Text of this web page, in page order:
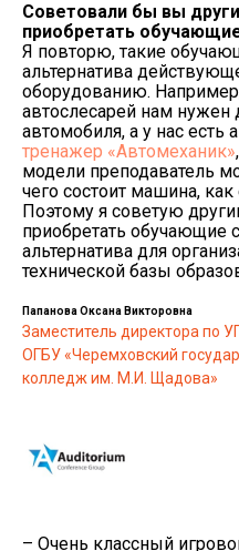
Советовали бы вы
приобретать
Я повторю, такие
альтернатива
оборудованию.
автослесарей нам
автомобиля, а у нас есть
тренажер «Автомеханик»
модели преподаватель
чего состоит машина,
Поэтому я советую
приобретать обучающие
альтернатива для
технической базы
Папанова Оксана Викторовна
Заместитель директора по
ОГБУ «Черемховский
колледж им. М.И. Щадова»
– Очень классный